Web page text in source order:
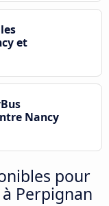
et
Nancy
pour
Perpignan